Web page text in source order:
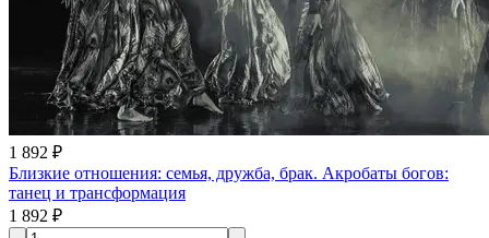
1 892 ₽
Близкие отношения: семья, дружба, брак. Акробаты богов:
танец и трансформация
1 892 ₽